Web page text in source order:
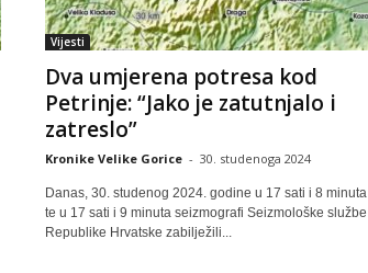
Vijesti
Dva umjerena potresa kod
Petrinje: “Jako je zatutnjalo i
zatreslo”
Kronike Velike Gorice - 30. studenoga 2024
Danas, 30. studenog 2024. godine u 17 sati i 8 minuta
te u 17 sati i 9 minuta seizmografi Seizmološke službe
Republike Hrvatske zabilježili...